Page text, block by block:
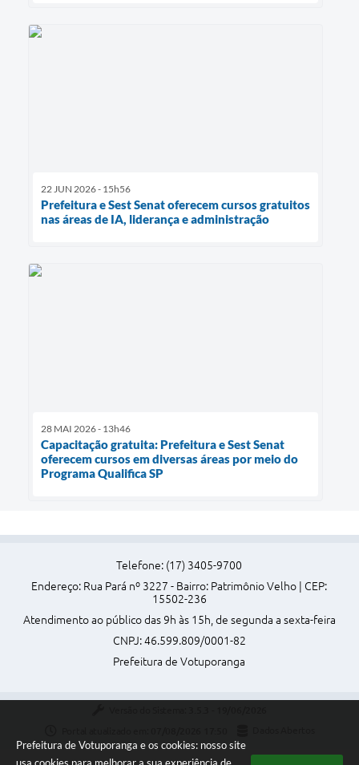
Prefeitura de Votuporanga e os cookies: nosso site
22 JUN 2026 - 15h56
Prefeitura e Sest Senat oferecem cursos gratuitos
nas áreas de IA, liderança e administração
28 MAI 2026 - 13h46
Capacitação gratuita: Prefeitura e Sest Senat
oferecem cursos em diversas áreas por meio do
Programa Qualifica SP
Telefone: (17) 3405-9700
Endereço: Rua Pará nº 3227 - Bairro: Patrimônio Velho | CEP:
15502-236
Atendimento ao público das 9h às 15h, de segunda a sexta-feira
CNPJ: 46.599.809/0001-82
Prefeitura de Votuporanga